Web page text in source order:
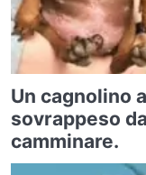
Un cagnolino
sovrappeso
camminare.